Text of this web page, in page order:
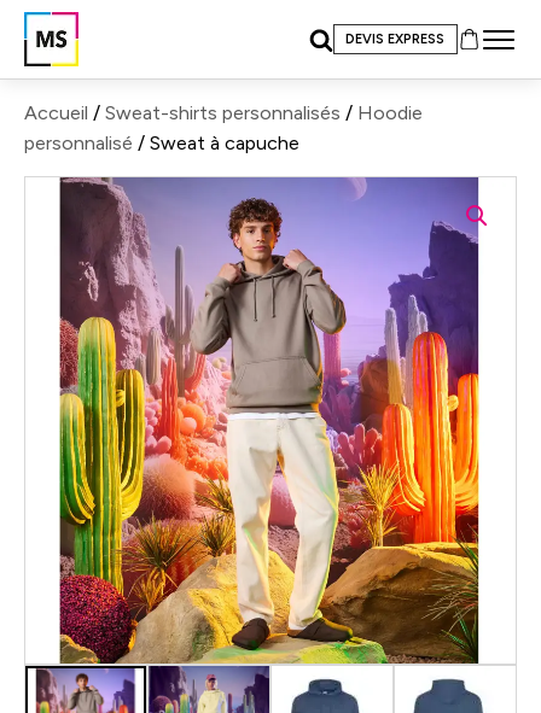
DEVIS EXPRESS
Accueil / Sweat-shirts personnalisés / Hoodie
personnalisé / Sweat à capuche